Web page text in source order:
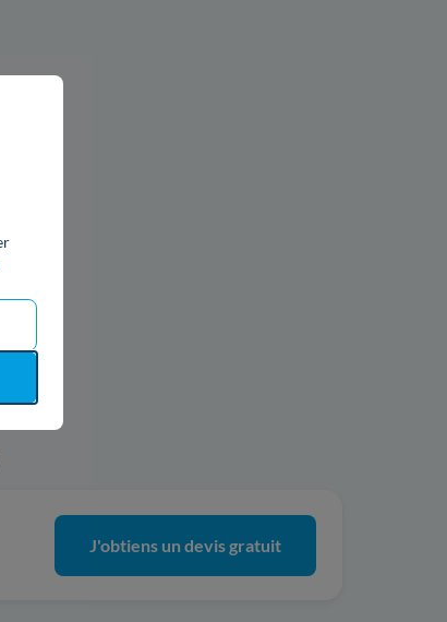
J'obtiens un devis gratuit